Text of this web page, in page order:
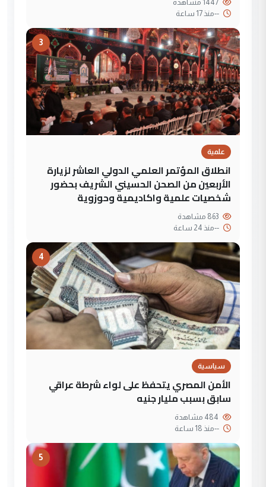
--منذ 17 ساعة
3
علمية
انطلاق المؤتمر العلمي الدولي العاشر لزيارة
الأربعين من الصحن الحسيني الشريف بحضور
شخصيات علمية واكاديمية وحوزوية
--منذ 24 ساعة
4
سياسية
الأمن المصري يتحفظ على لواء شرطة عراقي
سابق بسبب مليار جنيه
--منذ 18 ساعة
5